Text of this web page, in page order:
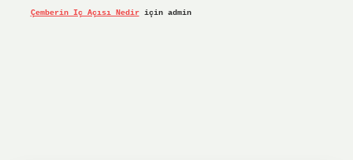
Çemberin Iç Açısı Nediriçin admin